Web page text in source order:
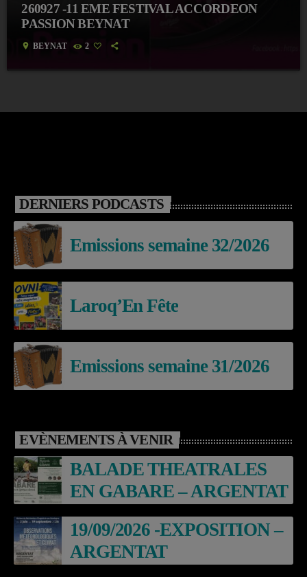
260927 -11 EME FESTIVAL ACCORDEON
PASSION BEYNAT
location_on BEYNAT 2
DERNIERS PODCASTS
Emissions semaine 32/2026
Laroq’En Fête
Emissions semaine 31/2026
EVÈNEMENTS À VENIR
BALADE THEATRALES
EN GABARE – ARGENTAT
19/09/2026 -EXPOSITION –
ARGENTAT